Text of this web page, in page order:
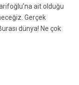
ait olduğu
Gerçek
dünya! Ne çok